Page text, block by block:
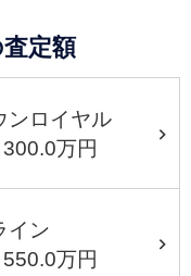
定額
ンロイヤル
万円
イン
万円